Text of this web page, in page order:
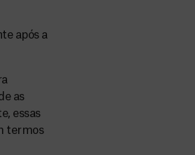
após a
as
essas
termos